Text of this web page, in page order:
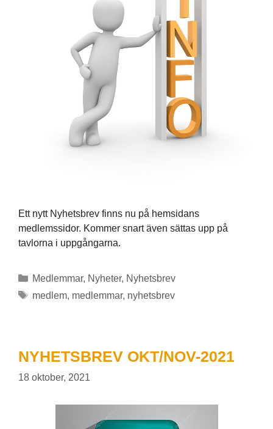
Ett nytt Nyhetsbrev finns nu på hemsidans
medlemssidor. Kommer snart även sättas upp på
tavlorna i uppgångarna.
Kategorier
Medlemmar, Nyheter, Nyhetsbrev
Etiketter
medlem, medlemmar, nyhetsbrev
NYHETSBREV OKT/NOV-2021
18 oktober, 2021